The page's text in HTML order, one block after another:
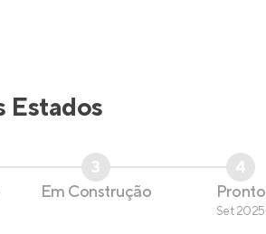
Estados
3
Em Construção
4
Pronto
Set 2025